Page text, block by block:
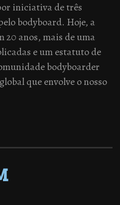
iniciativa de três
bodyboard. Hoje, a
20 anos, mais de uma
e um estatuto de
bodyboarder
que envolve o nosso